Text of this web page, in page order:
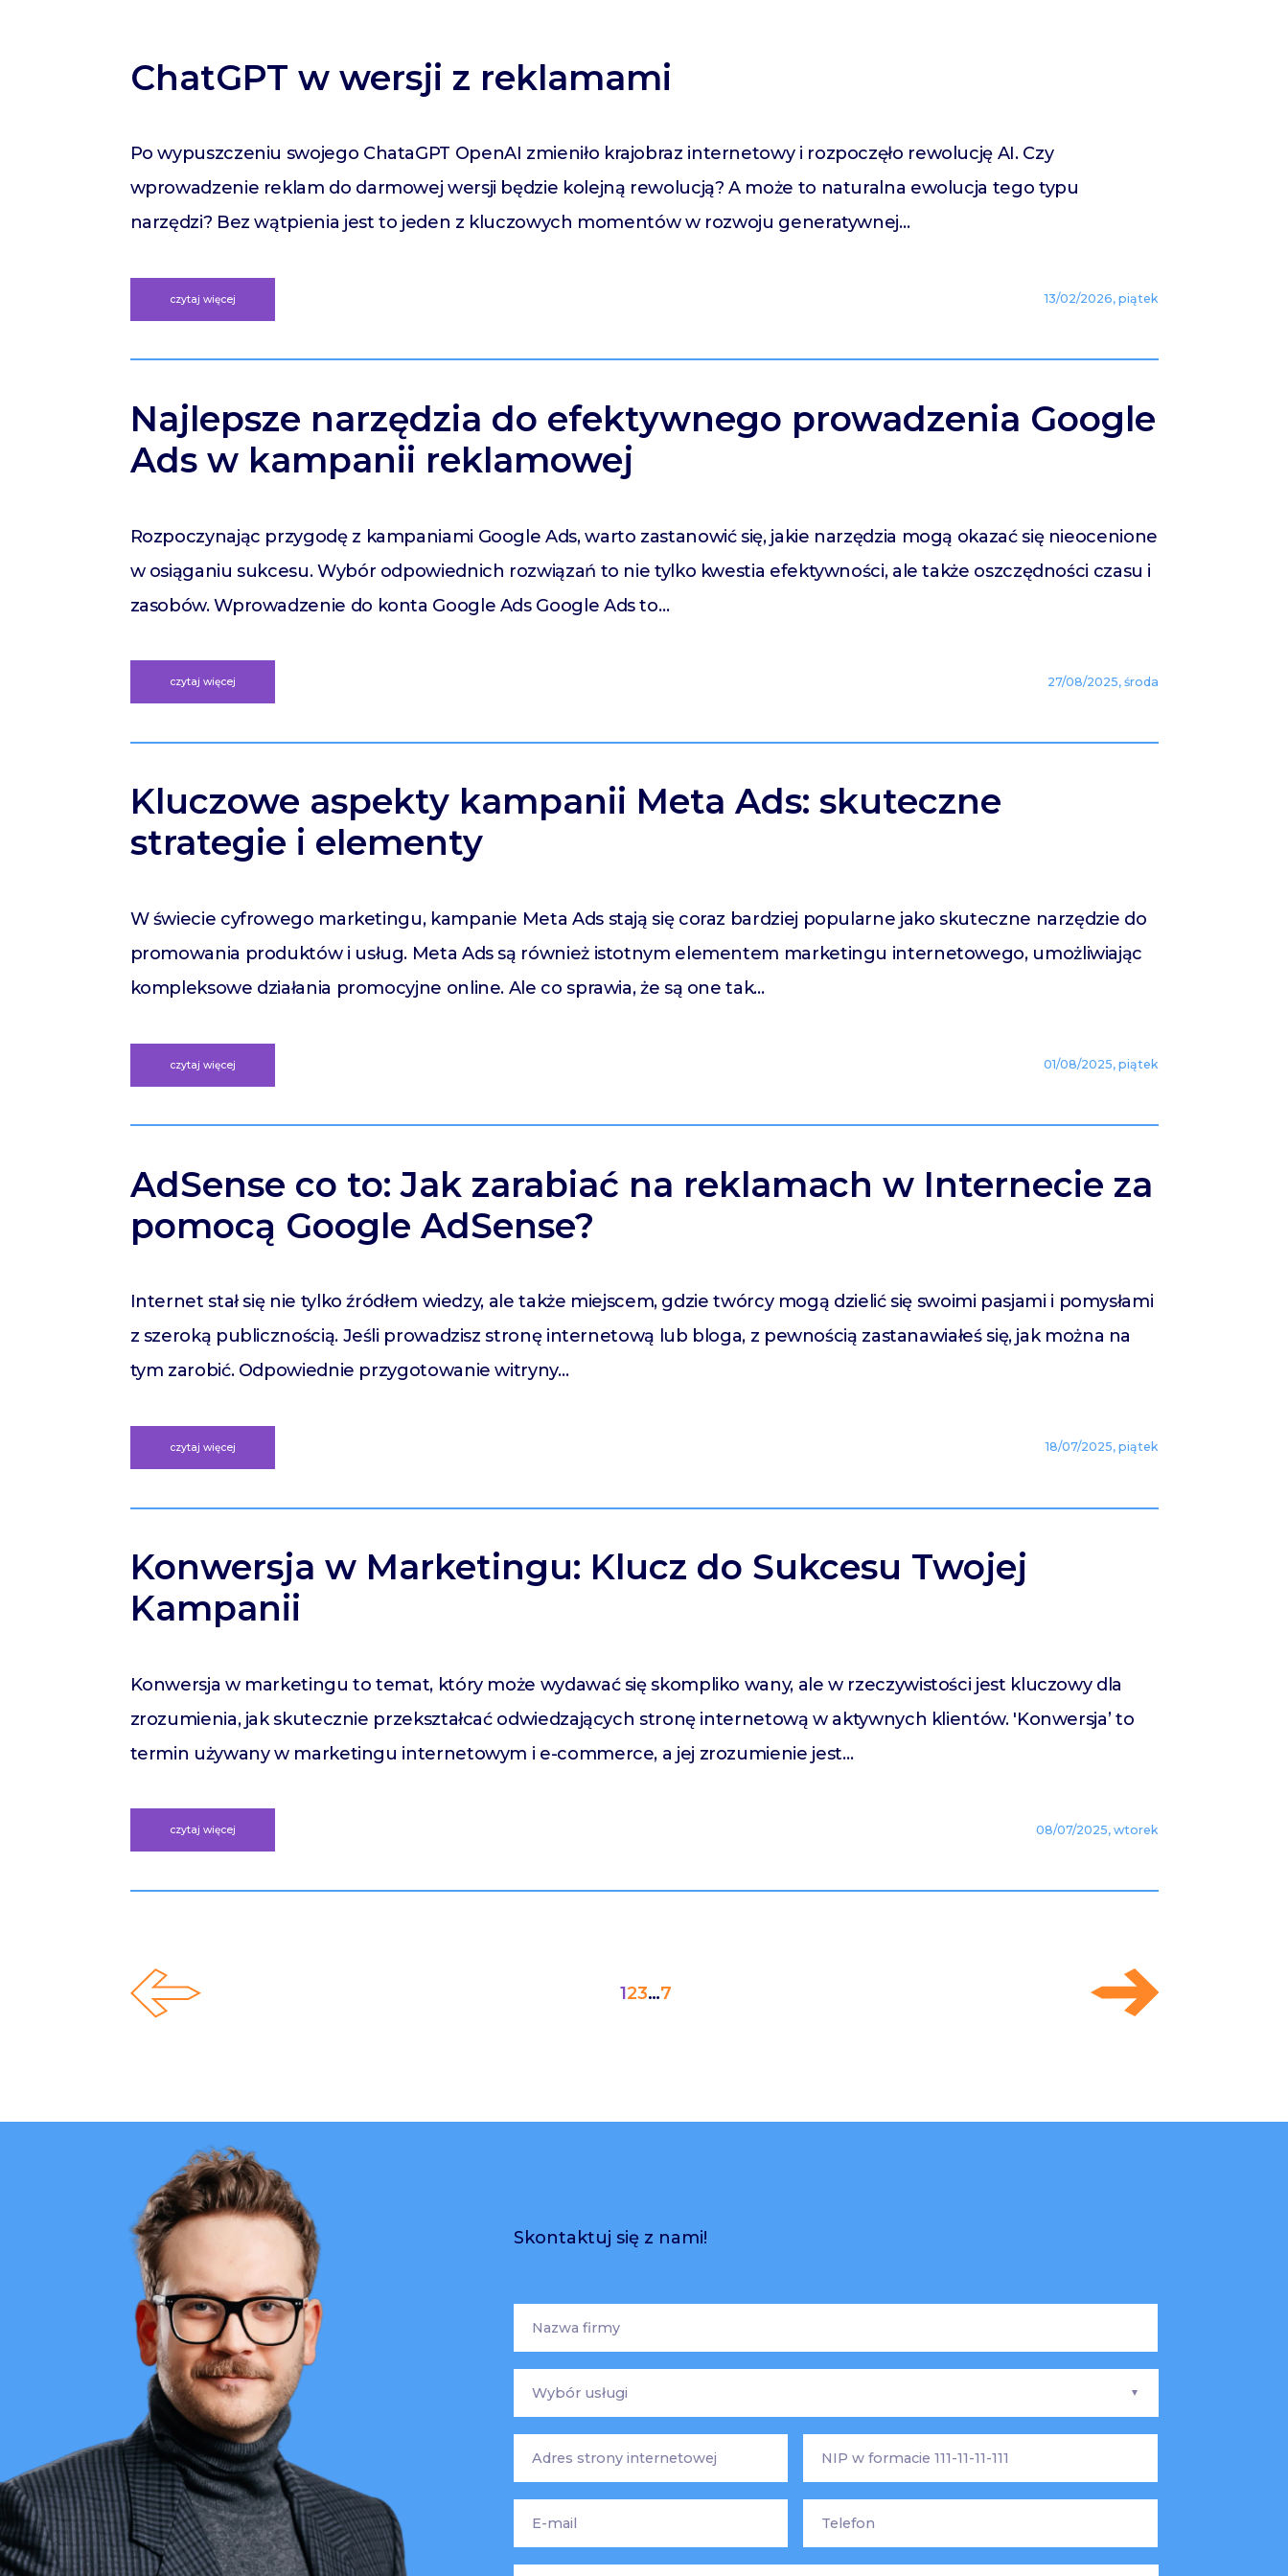
ChatGPT w wersji z reklamami
Po wypuszczeniu swojego ChataGPT OpenAI zmieniło krajobraz internetowy i rozpoczęło rewolucję AI. Czy
wprowadzenie reklam do darmowej wersji będzie kolejną rewolucją? A może to naturalna ewolucja tego typu
narzędzi? Bez wątpienia jest to jeden z kluczowych momentów w rozwoju generatywnej…
czytaj więcej 13/02/2026, piątek
Najlepsze narzędzia do efektywnego prowadzenia Google
Ads w kampanii reklamowej
Rozpoczynając przygodę z kampaniami Google Ads, warto zastanowić się, jakie narzędzia mogą okazać się nieocenione
w osiąganiu sukcesu. Wybór odpowiednich rozwiązań to nie tylko kwestia efektywności, ale także oszczędności czasu i
zasobów. Wprowadzenie do konta Google Ads Google Ads to…
czytaj więcej 27/08/2025, środa
Kluczowe aspekty kampanii Meta Ads: skuteczne
strategie i elementy
W świecie cyfrowego marketingu, kampanie Meta Ads stają się coraz bardziej popularne jako skuteczne narzędzie do
promowania produktów i usług. Meta Ads są również istotnym elementem marketingu internetowego, umożliwiając
kompleksowe działania promocyjne online. Ale co sprawia, że są one tak…
czytaj więcej 01/08/2025, piątek
AdSense co to: Jak zarabiać na reklamach w Internecie za
pomocą Google AdSense?
Internet stał się nie tylko źródłem wiedzy, ale także miejscem, gdzie twórcy mogą dzielić się swoimi pasjami i pomysłami
z szeroką publicznością. Jeśli prowadzisz stronę internetową lub bloga, z pewnością zastanawiałeś się, jak można na
tym zarobić. Odpowiednie przygotowanie witryny…
czytaj więcej 18/07/2025, piątek
Konwersja w Marketingu: Klucz do Sukcesu Twojej
Kampanii
Konwersja w marketingu to temat, który może wydawać się skompliko wany, ale w rzeczywistości jest kluczowy dla
zrozumienia, jak skutecznie przekształcać odwiedzających stronę internetową w aktywnych klientów. 'Konwersja’ to
termin używany w marketingu internetowym i e-commerce, a jej zrozumienie jest…
czytaj więcej 08/07/2025, wtorek
123…7
Skontaktuj się z nami!